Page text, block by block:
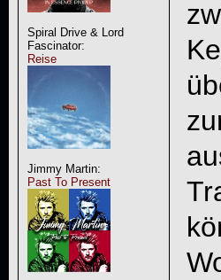
Spiral Drive & Lord
Fascinator:
Reise
Jimmy Martin:
Past To Present